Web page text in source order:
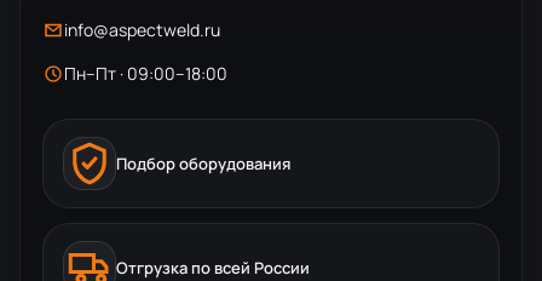
info@aspectweld.ru
Пн–Пт · 09:00–18:00
Подбор оборудования
Отгрузка по всей России